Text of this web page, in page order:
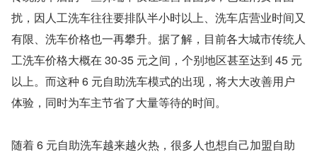
扰，因人工洗车往往要排队半小时以上、洗车店营业时间又
有限、洗车价格也一再攀升。据了解，目前各大城市传统人
工洗车价格大概在 30-35 元之间，个别地区甚至达到 45 元
以上。而这种 6 元自助洗车模式的出现，将大大改善用户
体验，同时为车主节省了大量等待的时间。
随着 6 元自助洗车越来越火热，很多人也想自己加盟自助